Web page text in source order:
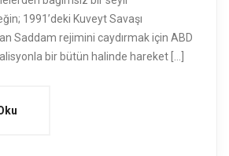
1991’deki Kuveyt Savaşı
Saddam rejimini caydırmak için ABD
bir bütün halinde hareket […]